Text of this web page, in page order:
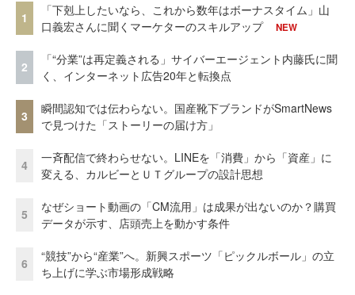
1
「下剋上したいなら、これから数年はボーナスタイム」山
口義宏さんに聞くマーケターのスキルアップ
NEW
2
「“分業”は再定義される」サイバーエージェント内藤氏に聞
く、インターネット広告20年と転換点
3
瞬間認知では伝わらない。国産靴下ブランドがSmartNews
で見つけた「ストーリーの届け方」
4
一斉配信で終わらせない。LINEを「消費」から「資産」に
変える、カルビーとＵＴグループの設計思想
5
なぜショート動画の「CM流用」は成果が出ないのか？購買
データが示す、店頭売上を動かす条件
6
“競技”から“産業”へ。新興スポーツ「ピックルボール」の立
ち上げに学ぶ市場形成戦略